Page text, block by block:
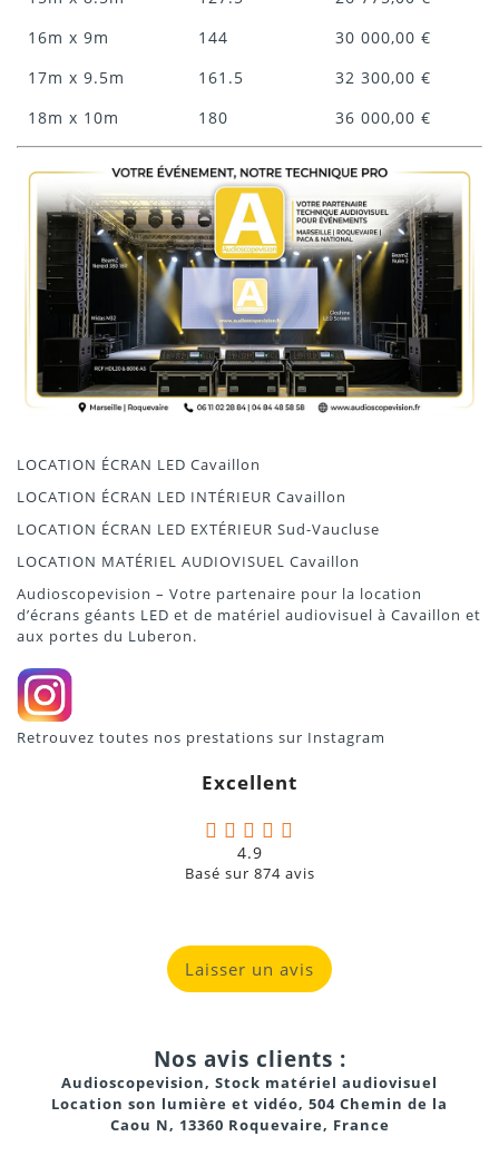
16m x 9m
144
30 000,00 €
17m x 9.5m
161.5
32 300,00 €
18m x 10m
180 36 000,00 €
LOCATION ÉCRAN LED Cavaillon
LOCATION ÉCRAN LED INTÉRIEUR Cavaillon
LOCATION ÉCRAN LED EXTÉRIEUR Sud-Vaucluse
LOCATION MATÉRIEL AUDIOVISUEL Cavaillon
Audioscopevision – Votre partenaire pour la location
d’écrans géants LED et de matériel audiovisuel à Cavaillon et
aux portes du Luberon.
Retrouvez toutes nos prestations sur Instagram
Excellent
4.9
Basé sur 874avis
Laisser un avis
Nos avis clients :
Audioscopevision, Stock matériel audiovisuel
Location son lumière et vidéo, 504 Chemin de la
Caou N, 13360 Roquevaire, France